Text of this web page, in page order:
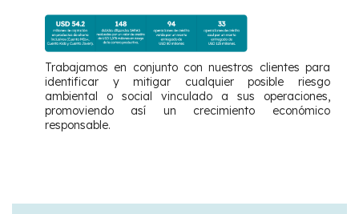
Trabajamos en conjunto con nuestros clientes para
identificar y mitigar cualquier posible riesgo
ambiental o social vinculado a sus operaciones,
promoviendo así un crecimiento económico
responsable.